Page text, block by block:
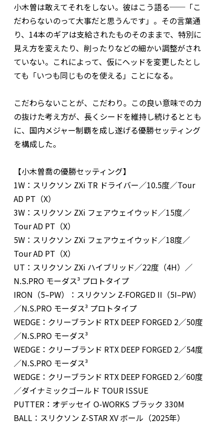
小木曽は敢えてそれをしない。彼はこう語る──「こ
だわらないのって大事だと思うんです」。その言葉通
り、14本のギアは支給されたものそのままで、特別に
見え方を変えたり、削ったりなどの細かい調整がされ
ていない。これによって、仮にヘッドを変更したとし
ても「いつも同じものを使える」ことになる。
こだわらないことが、こだわり。この良い意味での力
の抜けた考え方が、長くシードを維持し続けるととも
に、国内メジャー制覇を成し遂げる優勝セッティング
を構成した。
【小木曽喬の優勝セッティング】
1W：スリクソン ZXi TR ドライバー／10.5度／Tour
AD PT（X）
3W：スリクソン ZXi フェアウェイウッド／15度／
Tour AD PT（X）
5W：スリクソン ZXi フェアウェイウッド／18度／
Tour AD PT（X）
UT：スリクソン ZXi ハイブリッド／22度（4H）／
N.S.PRO モーダス³ プロトタイプ
IRON（5–PW）：スリクソン Z-FORGED II（5I–PW）
／N.S.PRO モーダス³ プロトタイプ
WEDGE：クリーブランド RTX DEEP FORGED 2／50度
／N.S.PRO モーダス³
WEDGE：クリーブランド RTX DEEP FORGED 2／54度
／N.S.PRO モーダス³
WEDGE：クリーブランド RTX DEEP FORGED 2／60度
／ダイナミックゴールド TOUR ISSUE
PUTTER：オデッセイ O-WORKS ブラック 330M
BALL：スリクソン Z-STAR XV ボール（2025年）